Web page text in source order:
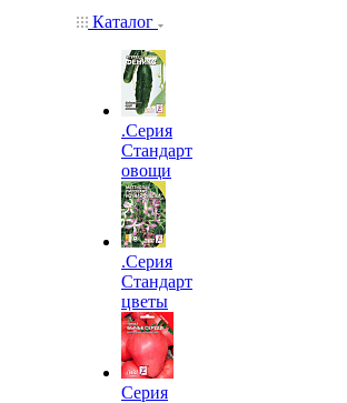
Каталог
.Серия
Стандарт
овощи
.Серия
Стандарт
цветы
Серия